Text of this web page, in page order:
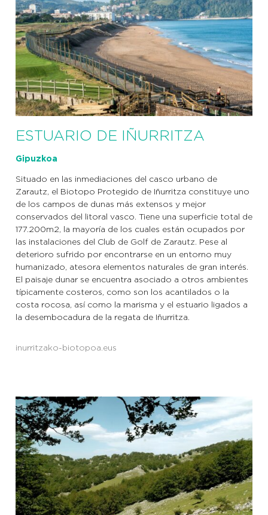
ESTUARIO DE IÑURRITZA
Gipuzkoa
Situado en las inmediaciones del casco urbano de
Zarautz, el Biotopo Protegido de Iñurritza constituye uno
de los campos de dunas más extensos y mejor
conservados del litoral vasco. Tiene una superficie total de
177.200m2, la mayoría de los cuales están ocupados por
las instalaciones del Club de Golf de Zarautz. Pese al
deterioro sufrido por encontrarse en un entorno muy
humanizado, atesora elementos naturales de gran interés.
El paisaje dunar se encuentra asociado a otros ambientes
típicamente costeros, como son los acantilados o la
costa rocosa, así como la marisma y el estuario ligados a
la desembocadura de la regata de Iñurritza.
inurritzako-biotopoa.eus